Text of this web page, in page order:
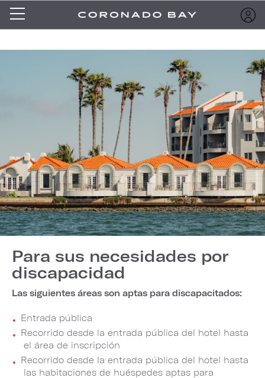
Para sus necesidades por
discapacidad
Las siguientes áreas son aptas para discapacitados:
Entrada pública
Recorrido desde la entrada pública del hotel hasta
el área de inscripción
Recorrido desde la entrada pública del hotel hasta
las habitaciones de huéspedes aptas para